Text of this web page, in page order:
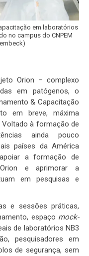
em laboratórios
no campus do CNPEM
Orion – complexo
em patógenos, o
& Capacitação
em breve, máxima
à formação de
ainda pouco
países da América
a formação de
e aprimorar a
em pesquisas e
e sessões práticas,
espaço mock-
de laboratórios NB3
pesquisadores em
de segurança, sem